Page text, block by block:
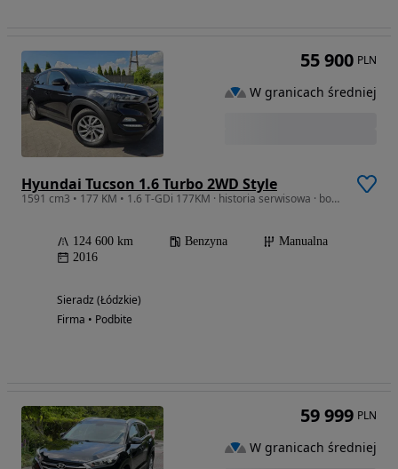
Hyundai Tucson 1.6 Turbo 2WD Style
1591 cm3 • 177 KM • 1.6 T-GDi 177KM · historia serwisowa · bogate wyposażenie
124 600 km Benzyna
Manualna
2016
Sieradz (Łódzkie)
Firma • Podbite
55 900 PLN
W granicach średniej
59 999 PLN
W granicach średniej